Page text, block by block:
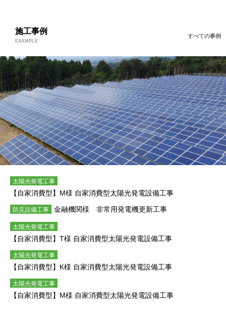
すべての事例
施工事例
太陽光発電工事
【自家消費型】M様 自家消費型太陽光発電設備工事
防災設備工事 金融機関様 非常用発電機更新工事
太陽光発電工事
【自家消費型】T様 自家消費型太陽光発電設備工事
太陽光発電工事
【自家消費型】K様 自家消費型太陽光発電設備工事
太陽光発電工事
【自家消費型】M様 自家消費型太陽光発電設備工事